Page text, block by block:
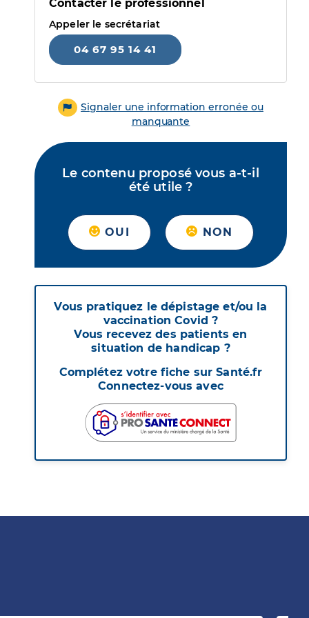
Contacter le professionnel
Appeler le secrétariat
04 67 95 14 41
Signaler une information erronée ou
manquante
Le contenu proposé vous a-t-il
été utile ?
OUI NON
Vous pratiquez le dépistage et/ou la
vaccination Covid ?
Vous recevez des patients en
situation de handicap ?
Complétez votre fiche sur Santé.fr
Connectez-vous avec